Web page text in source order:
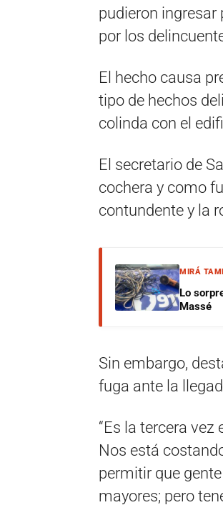
pudieron
por los
El hecho causa
tipo de hechos
colinda con el
El secretario de
cochera y como
contundente y la
MIRÁ
Lo
Massé
Sin embargo,
fuga ante la
“Es la tercera
Nos está
permitir que
mayores; pero